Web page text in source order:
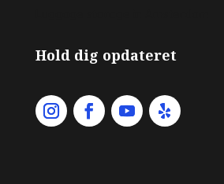
Hold dig opdateret